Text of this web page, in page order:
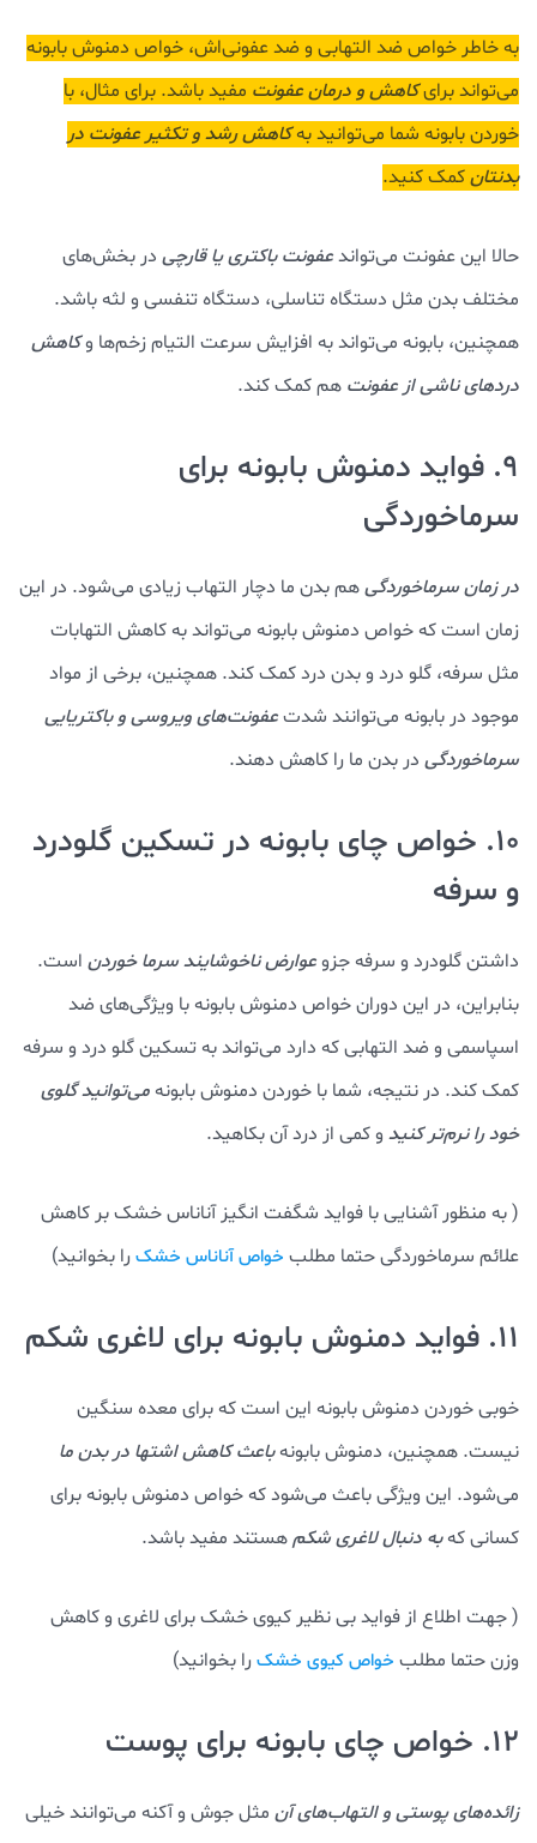
به خاطر خواص ضد التهابی و ضد عفونی‌اش، خواص دمنوش بابونه
می‌تواند برایکاهش و درمان عفونت مفید باشد. برای مثال، با
خوردن بابونه شما می‌توانید بهکاهش رشد و تکثیر عفونت در
بدنتانکمک کنید.
حالا این عفونت می‌تواندعفونت باکتری یا قارچی در بخش‌های
مختلف بدن مثل دستگاه تناسلی، دستگاه تنفسی و لثه باشد.
همچنین، بابونه می‌تواند به افزایش سرعت التیام زخم‌ها وکاهش
دردهای ناشی از عفونت هم کمک کند.
9. فواید دمنوش بابونه برای
سرماخوردگی
در زمان سرماخوردگیهم بدن ما دچار التهاب زیادی می‌شود. در این
زمان است که خواص دمنوش بابونه می‌تواند به کاهش التهابات
مثل سرفه، گلو درد و بدن درد کمک کند. همچنین، برخی از مواد
موجود در بابونه می‌توانند شدتعفونت‌های ویروسی و باکتریایی
سرماخوردگی در بدن ما را کاهش دهند.
10. خواص چای بابونه در تسکین گلودرد
و سرفه
داشتن گلودرد و سرفه جزوعوارض ناخوشایند سرما خوردن است.
بنابراین، در این دوران خواص دمنوش بابونه با ویژگی‌های ضد
اسپاسمی و ضد التهابی که دارد می‌تواند به تسکین گلو درد و سرفه
کمک کند. در نتیجه، شما با خوردن دمنوش بابونهمی‌توانید گلوی
خود را نرم‌تر کنید و کمی از درد آن بکاهید.
( به منظور آشنایی با فواید شگفت انگیز آناناس خشک بر کاهش
علائم سرماخوردگی حتما مطلب خواص آناناس خشک را بخوانید)
11. فواید دمنوش بابونه برای لاغری شکم
خوبی خوردن دمنوش بابونه این است که برای معده سنگین
نیست. همچنین، دمنوش بابونهباعث کاهش اشتها در بدن ما
می‌شود. این ویژگی باعث می‌شود که خواص دمنوش بابونه برای
کسانی کهبه دنبال لاغری شکمهستند مفید باشد.
( جهت اطلاع از فواید بی نظیر کیوی خشک برای لاغری و کاهش
وزن حتما مطلب خواص کیوی خشک را بخوانید)
12. خواص چای بابونه برای پوست
زائده‌های پوستی و التهاب‌های آن مثل جوش و آکنه می‌توانند خیلی